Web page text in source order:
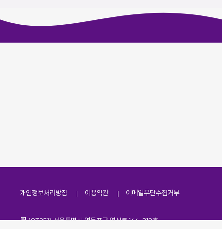
개인정보처리방침 이용약관 이메일무단수집거부
주소
(07251) 서울특별시 영등포구 영신로 166, 319호